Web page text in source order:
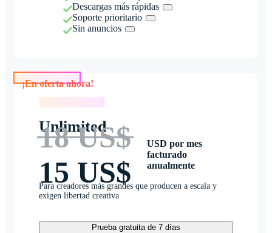
Descargas más rápidas
Soporte prioritario
Sin anuncios
Unlimited
18 US$
15 US$
USD por mes
facturado
anualmente
Para creadores más grandes que producen a escala y
exigen libertad creativa
Prueba gratuita de 7 días